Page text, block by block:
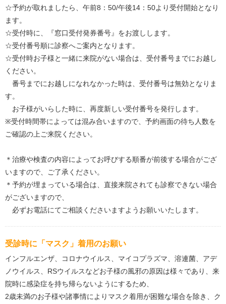
☆予約が取れましたら、午前8：50/午後14：50より受付開始となり
ます。
☆受付時に、『窓口受付発券番号』をお渡しします。
☆受付番号順に診察へご案内となります。
☆受付時お子様と一緒に来院がない場合は、受付番号までにお越し
ください。
番号までにお越しになれなかった時は、受付番号は無効となりま
す。
お子様がいらした時に、再度新しい受付番号を発行します。
※受付時間帯によっては混み合いますので、予約画面の待ち人数を
ご確認の上ご来院ください。
＊治療や検査の内容によってお呼びする順番が前後する場合がござ
いますので、ご了承ください。
＊予約が埋まっている場合は、直接来院されても診察できない場合
がございますので、
必ずお電話にてご相談くださいますようお願いいたします。
受診時に「マスク」着用のお願い
インフルエンザ、コロナウイルス、マイコプラズマ、溶連菌、アデ
ノウイルス、RSウイルスなどお子様の風邪の原因は様々であり、来
院時に感染症を持ち帰らないようにするため、
2歳未満のお子様や諸事情によりマスク着用が困難な場合を除き、ク